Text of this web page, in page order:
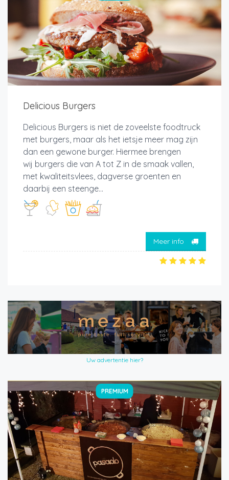
Delicious Burgers
Delicious Burgers is niet de zoveelste foodtruck
met burgers, maar als het ietsje meer mag zijn
dan een gewone burger. Hiermee brengen
wij burgers die van A tot Z in de smaak vallen,
met kwaliteitsvlees, dagverse groenten en
daarbij een steenge...
Meer info
Uw advertentie hier?
PREMIUM